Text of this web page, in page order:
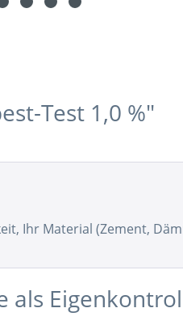
Test 1,0 %"
Ihr Material (Zement,
als